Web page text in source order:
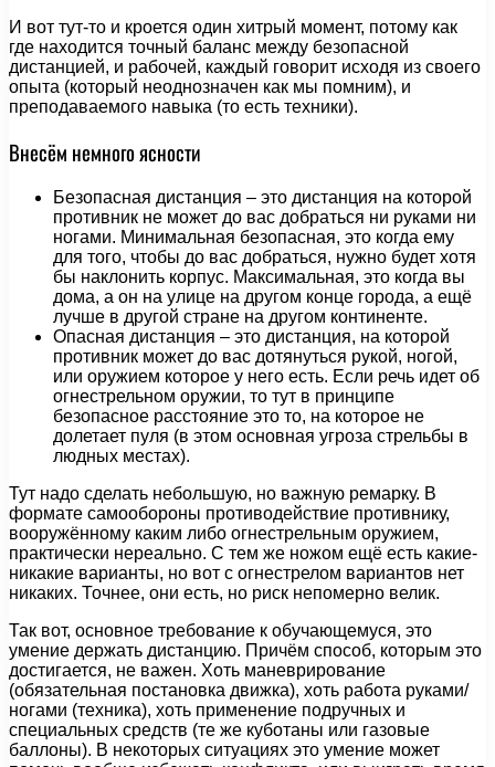
И вот тут-то и кроется один хитрый момент, потому как
где находится точный баланс между безопасной
дистанцией, и рабочей, каждый говорит исходя из своего
опыта (который неоднозначен как мы помним), и
преподаваемого навыка (то есть техники).
Внесём немного ясности
Безопасная дистанция – это дистанция на которой
противник не может до вас добраться ни руками ни
ногами. Минимальная безопасная, это когда ему
для того, чтобы до вас добраться, нужно будет хотя
бы наклонить корпус. Максимальная, это когда вы
дома, а он на улице на другом конце города, а ещё
лучше в другой стране на другом континенте.
Опасная дистанция – это дистанция, на которой
противник может до вас дотянуться рукой, ногой,
или оружием которое у него есть. Если речь идет об
огнестрельном оружии, то тут в принципе
безопасное расстояние это то, на которое не
долетает пуля (в этом основная угроза стрельбы в
людных местах).
Тут надо сделать небольшую, но важную ремарку. В
формате самообороны противодействие противнику,
вооружённому каким либо огнестрельным оружием,
практически нереально. С тем же ножом ещё есть какие-
никакие варианты, но вот с огнестрелом вариантов нет
никаких. Точнее, они есть, но риск непомерно велик.
Так вот, основное требование к обучающемуся, это
умение держать дистанцию. Причём способ, которым это
достигается, не важен. Хоть маневрирование
(обязательная постановка движка), хоть работа руками/
ногами (техника), хоть применение подручных и
специальных средств (те же куботаны или газовые
баллоны). В некоторых ситуациях это умение может